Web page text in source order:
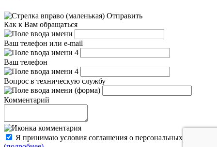
Отправить
Как к Вам обращаться
Ваш телефон или e-mail
Ваш телефон
Вопрос в техническую службу
Комментарий
Я принимаю условия соглашения о персональных данных